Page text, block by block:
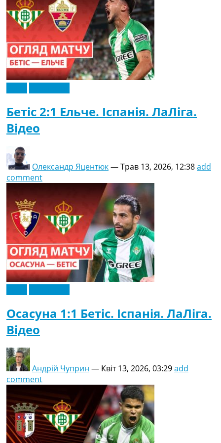
Бетіс 2:1 Ельче. Іспанія. ЛаЛіга.
Відео
Олександр Яцентюк—Трав 13, 2026, 12:38add
comment
Осасуна 1:1 Бетіс. Іспанія. ЛаЛіга.
Відео
Андрій Чуприн — Квіт 13, 2026, 03:29add
comment